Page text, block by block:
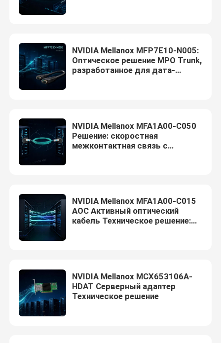
NVIDIA Mellanox MFP7E10-N005:
Оптическое решение MPO Trunk,
разработанное для дата-
NVIDIA Mellanox MFA1A00-C050
Решение: скоростная
межконтактная связь с
NVIDIA Mellanox MFA1A00-C015
AOC Активный оптический
кабель Техническое решение:
NVIDIA Mellanox MCX653106A-
HDAT Серверный адаптер
Техническое решение